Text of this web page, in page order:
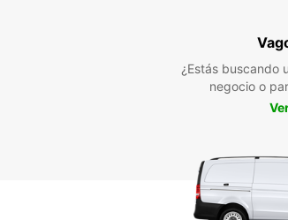
¿Estás buscando
negocio o